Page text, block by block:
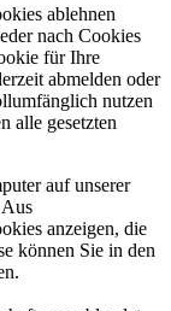
ablehnen
nach Cookies
für Ihre
abmelden oder
nutzen
alle gesetzten
auf unserer
anzeigen, die
können Sie in den